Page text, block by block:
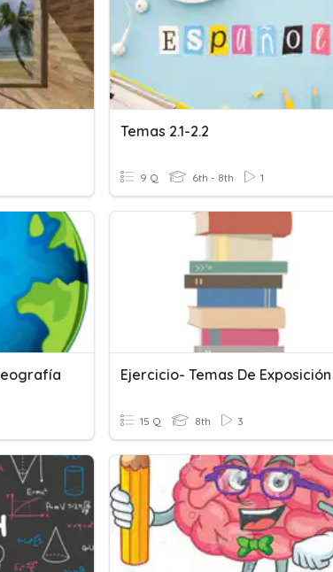
Temas 2.1-2.2
9 Q 6th - 8th 1
Ejercicio- Temas De Exposición
15 Q 8th 3